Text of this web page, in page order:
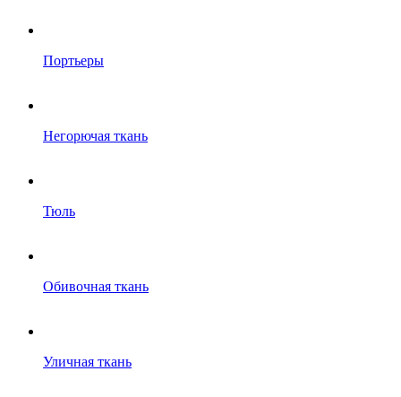
Портьеры
Негорючая ткань
Тюль
Обивочная ткань
Уличная ткань